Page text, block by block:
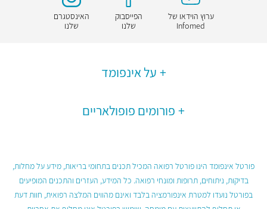
ערוץ הוידאו של
Infomed
הפייסבוק
שלנו
האינסטגרם
שלנו
על אינפומד
פורומים פופולאריים
פורטל אינפומד הינו פורטל רפואה המכיל תכנים בתחומי בריאות, מידע על מחלות,
בדיקות, ניתוחים, תרופות ומונחי רפואה. כל המידע, העזרים והתכנים המופיעים
בפורטל נועדו למטרת אינפורמציה בלבד ואינם מהווים המלצה רפואית, חוות דעת